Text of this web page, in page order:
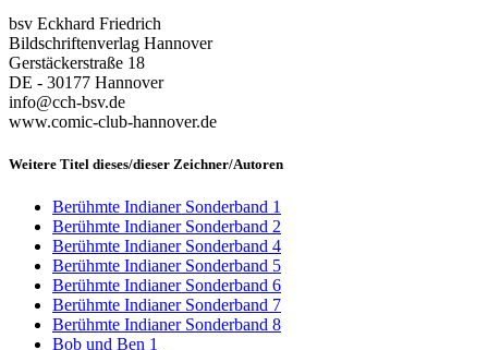
bsv Eckhard Friedrich
Bildschriftenverlag Hannover
Gerstäckerstraße 18
DE - 30177 Hannover
info@cch-bsv.de
www.comic-club-hannover.de
Weitere Titel dieses/dieser Zeichner/Autoren
Berühmte Indianer Sonderband 1
Berühmte Indianer Sonderband 2
Berühmte Indianer Sonderband 4
Berühmte Indianer Sonderband 5
Berühmte Indianer Sonderband 6
Berühmte Indianer Sonderband 7
Berühmte Indianer Sonderband 8
Bob und Ben 1